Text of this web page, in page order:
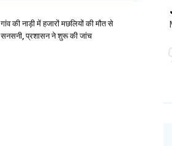
गांव की नाड़ी में हजारों मछलियों की मौत से
सनसनी, प्रशासन ने शुरू की जांच